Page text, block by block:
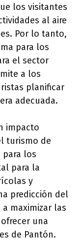
los visitantes
al aire
Por lo tanto,
para los
el sector
a los
planificar
adecuada.
impacto
turismo de
para los
para la
y
predicción del
maximizar las
una
de Pantón.